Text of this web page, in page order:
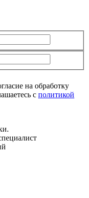
на обработку
с политикой